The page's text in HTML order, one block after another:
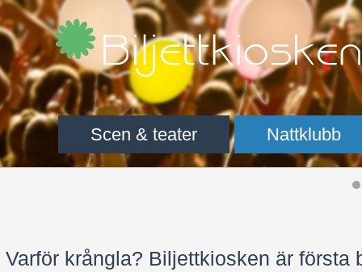
Scen & teater Nattklubb
Varför krångla? Biljettkiosken är